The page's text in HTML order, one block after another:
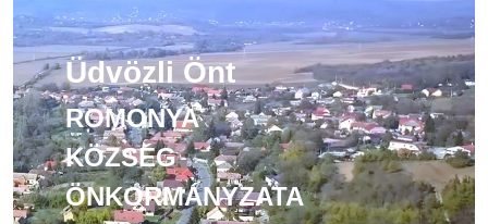
Üdvözli Önt
ROMONYA
KÖZSÉG
ÖNKORMÁNYZATA